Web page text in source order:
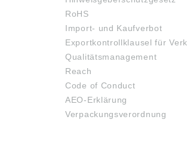
RoHS
Import- und Kaufverbot
Exportkontrollklausel für
Qualitätsmanagement
Reach
Code of Conduct
AEO-Erklärung
Verpackungsverordnung